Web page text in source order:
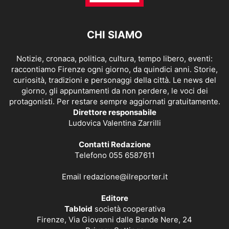
CHI SIAMO
Notizie, cronaca, politica, cultura, tempo libero, eventi:
raccontiamo Firenze ogni giorno, da quindici anni. Storie,
curiosità, tradizioni e personaggi della città. Le news del
giorno, gli appuntamenti da non perdere, le voci dei
protagonisti. Per restare sempre aggiornati gratuitamente.
Direttore responsabile
Ludovica Valentina Zarrilli
Contatti Redazione
Telefono 055 6587611
Email redazione@ilreporter.it
Editore
Tabloid società cooperativa
Firenze, Via Giovanni dalle Bande Nere, 24